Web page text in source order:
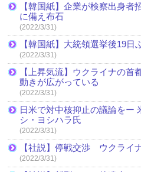
【韓国紙】企業が検察出身
に備え布石
(2022/3/31)
【韓国紙】大統領選挙後19日
(2022/3/31)
【上昇気流】ウクライナの首
動きが広がっている
(2022/3/31)
日米で対中核抑止の議論をー
シ・ヨシハラ氏
(2022/3/31)
【社説】停戦交渉 ウクライ
(2022/3/31)